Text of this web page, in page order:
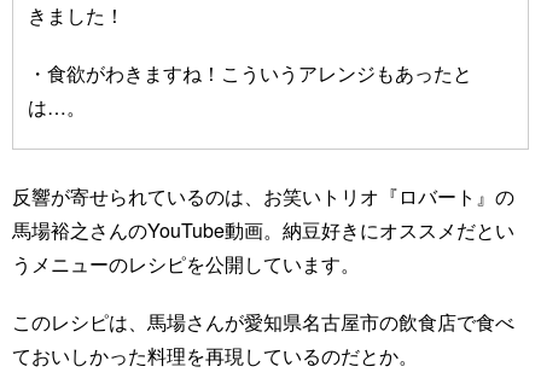
きました！
・食欲がわきますね！こういうアレンジもあったと
は…。
反響が寄せられているのは、お笑いトリオ『ロバート』の
馬場裕之さんのYouTube動画。納豆好きにオススメだとい
うメニューのレシピを公開しています。
このレシピは、馬場さんが愛知県名古屋市の飲食店で食べ
ておいしかった料理を再現しているのだとか。